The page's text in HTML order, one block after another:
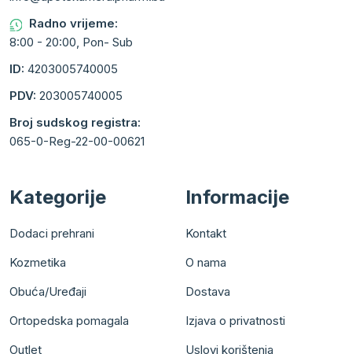
Radno vrijeme:
8:00 - 20:00, Pon- Sub
ID: 4203005740005
PDV: 203005740005
Broj sudskog registra:
065-0-Reg-22-00-00621
Kategorije
Dodaci prehrani
Kozmetika
Obuća/Uređaji
Ortopedska pomagala
Outlet
Informacije
Kontakt
O nama
Dostava
Izjava o privatnosti
Uslovi korištenja